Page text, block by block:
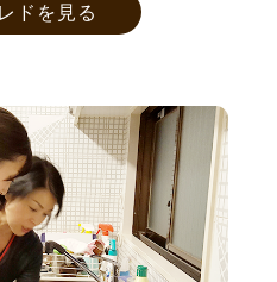
ドを見る